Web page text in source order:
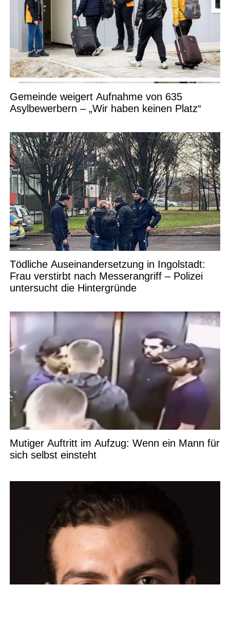
Gemeinde weigert Aufnahme von 635
Asylbewerbern – „Wir haben keinen Platz“
Tödliche Auseinandersetzung in Ingolstadt:
Frau verstirbt nach Messerangriff – Polizei
untersucht die Hintergründe
Mutiger Auftritt im Aufzug: Wenn ein Mann für
sich selbst einsteht